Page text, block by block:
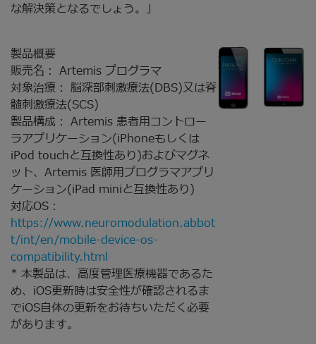
な解決策となるでしょう。」
製品概要
販売名： Artemis プログラマ
対象治療： 脳深部刺激療法(DBS)又は脊
髄刺激療法(SCS)
製品構成： Artemis 患者用コントロー
ラアプリケーション(iPhoneもしくは
iPod touchと互換性あり)およびマグネ
ット、Artemis 医師用プログラマアプリ
ケーション(iPad miniと互換性あり)
対応OS：
https://www.neuromodulation.abbot
t/int/en/mobile-device-os-
compatibility.html
* 本製品は、高度管理医療機器であるた
め、iOS更新時は安全性が確認されるま
でiOS自体の更新をお待ちいただく必要
があります。